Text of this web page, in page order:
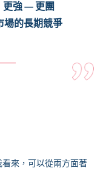
更強 — 更團
場的長期競爭
來，可以從兩方面著